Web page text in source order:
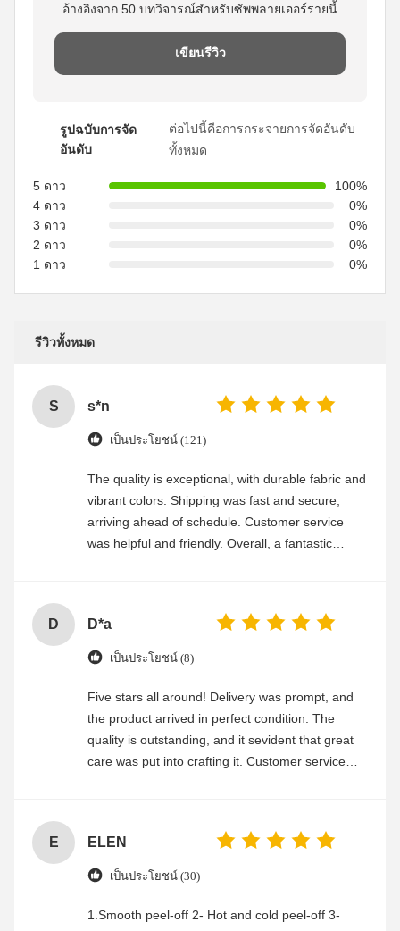
อ้างอิงจาก 50 บทวิจารณ์สำหรับซัพพลายเออร์รายนี้
เขียนรีวิว
รูปฉบับการจัด
อันดับ
ต่อไปนี้คือการกระจายการจัดอันดับ
ทั้งหมด
5 ดาว
100%
4 ดาว
0%
3 ดาว
0%
2 ดาว
0%
1 ดาว
0%
รีวิวทั้งหมด
S s*n
เป็นประโยชน์ (121)
The quality is exceptional, with durable fabric and
vibrant colors. Shipping was fast and secure,
arriving ahead of schedule. Customer service
was helpful and friendly. Overall, a fantastic
D D*a
เป็นประโยชน์ (8)
Five stars all around! Delivery was prompt, and
the product arrived in perfect condition. The
quality is outstanding, and it sevident that great
care was put into crafting it. Customer service
E ELEN
เป็นประโยชน์ (30)
1.Smooth peel-off 2- Hot and cold peel-off 3-